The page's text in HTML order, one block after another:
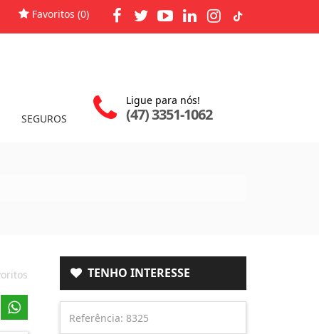
Favoritos (0)
SEGUROS
Ligue para nós!
(47) 3351-1062
TENHO INTERESSE